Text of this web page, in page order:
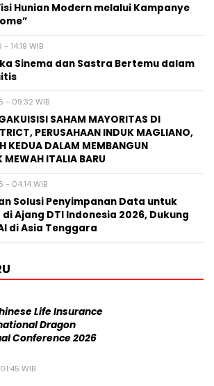
Hunian Modern melalui Kampanye
14:19 WIB
Sinema dan Sastra Bertemu dalam
- 09:32 WIB
SAHAM MAYORITAS DI
PERUSAHAAN INDUK MAGLIANO,
KEDUA DALAM MEMBANGUN
MEWAH ITALIA BARU
04:14 WIB
Solusi Penyimpanan Data untuk
Ajang DTI Indonesia 2026, Dukung
di Asia Tenggara
Life Insurance
Dragon
Conference 2026
WIB